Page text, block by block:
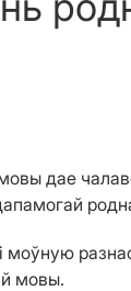
дае
мовы.